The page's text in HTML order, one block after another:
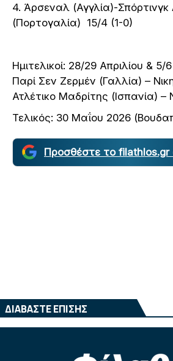
4. Άρσεναλ (Αγγλία)-
(Πορτογαλία) 15/4 (1-0)
Ημιτελικοί: 28/29 Απριλίου &
Παρί Σεν Ζερμέν (Γαλλία) –
Ατλέτικο Μαδρίτης (Ισπανία) –
Τελικός: 30 Μαΐου 2026
Προσθέστε το filathlos.gr
ΔΙΑΒΑΣΤΕ ΕΠΙΣΗΣ